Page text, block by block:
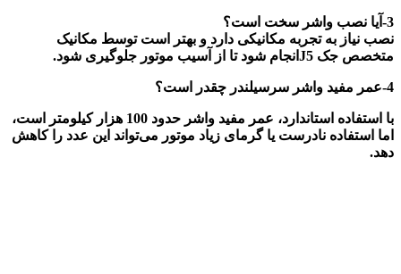
3-آیا نصب واشر سخت است؟
نصب نیاز به تجربه مکانیکی دارد و بهتر است توسط مکانیک
متخصص جک
انجام شود تا از آسیب موتور جلوگیری شود.
4-عمر مفید واشر سرسیلندر چقدر است؟
با استفاده استاندارد، عمر مفید واشر حدود 100 هزار کیلومتر است،
اما استفاده نادرست یا گرمای زیاد موتور می‌تواند این عدد را کاهش
دهد.